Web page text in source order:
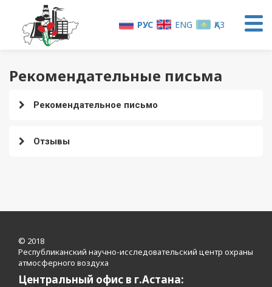
РУС ENG ҚАЗ
Рекомендательные письма
Рекомендательное письмо
Отзывы
© 2018
Республиканский научно-исследовательский центр охраны
атмосферного воздуха
Центральный офис в г.Астана: